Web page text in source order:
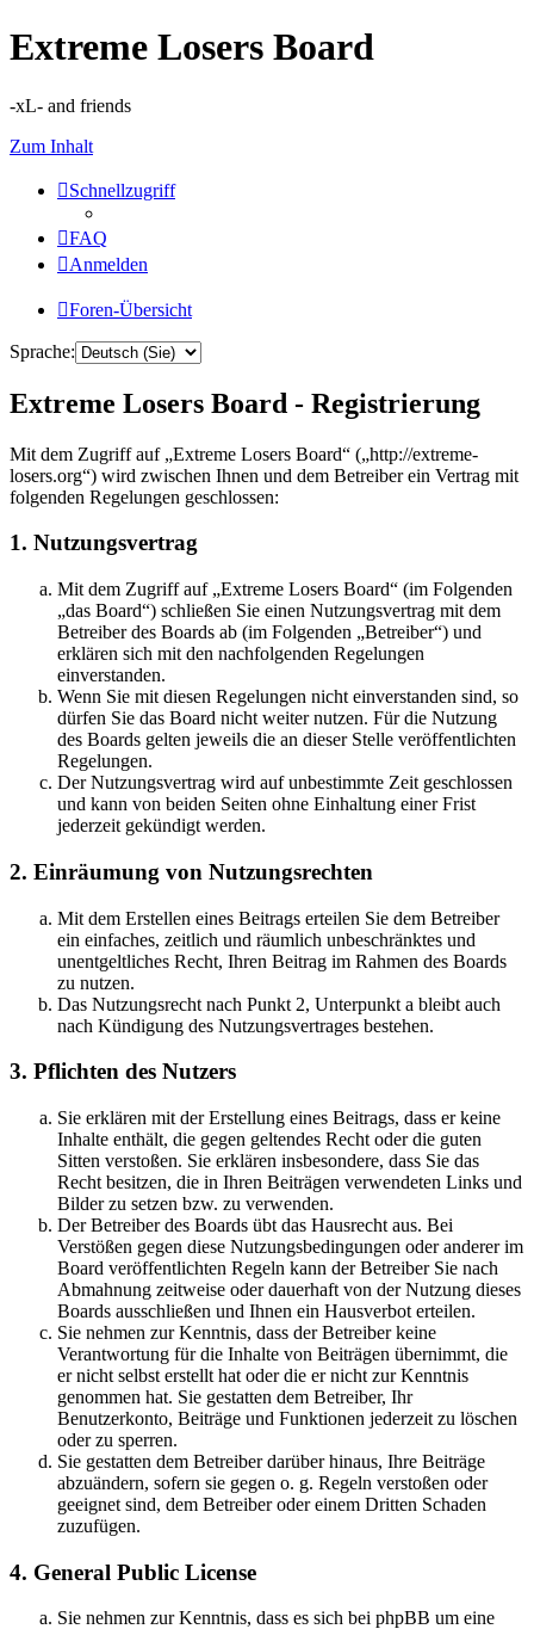
Extreme Losers Board
-xL- and friends
Zum Inhalt
Schnellzugriff
FAQ
Anmelden
Foren-Übersicht
Sprache:
Extreme Losers Board - Registrierung
Mit dem Zugriff auf „Extreme Losers Board“ („http://extreme-
losers.org“) wird zwischen Ihnen und dem Betreiber ein Vertrag mit
folgenden Regelungen geschlossen:
1. Nutzungsvertrag
Mit dem Zugriff auf „Extreme Losers Board“ (im Folgenden
„das Board“) schließen Sie einen Nutzungsvertrag mit dem
Betreiber des Boards ab (im Folgenden „Betreiber“) und
erklären sich mit den nachfolgenden Regelungen
einverstanden.
Wenn Sie mit diesen Regelungen nicht einverstanden sind, so
dürfen Sie das Board nicht weiter nutzen. Für die Nutzung
des Boards gelten jeweils die an dieser Stelle veröffentlichten
Regelungen.
Der Nutzungsvertrag wird auf unbestimmte Zeit geschlossen
und kann von beiden Seiten ohne Einhaltung einer Frist
jederzeit gekündigt werden.
2. Einräumung von Nutzungsrechten
Mit dem Erstellen eines Beitrags erteilen Sie dem Betreiber
ein einfaches, zeitlich und räumlich unbeschränktes und
unentgeltliches Recht, Ihren Beitrag im Rahmen des Boards
zu nutzen.
Das Nutzungsrecht nach Punkt 2, Unterpunkt a bleibt auch
nach Kündigung des Nutzungsvertrages bestehen.
3. Pflichten des Nutzers
Sie erklären mit der Erstellung eines Beitrags, dass er keine
Inhalte enthält, die gegen geltendes Recht oder die guten
Sitten verstoßen. Sie erklären insbesondere, dass Sie das
Recht besitzen, die in Ihren Beiträgen verwendeten Links und
Bilder zu setzen bzw. zu verwenden.
Der Betreiber des Boards übt das Hausrecht aus. Bei
Verstößen gegen diese Nutzungsbedingungen oder anderer im
Board veröffentlichten Regeln kann der Betreiber Sie nach
Abmahnung zeitweise oder dauerhaft von der Nutzung dieses
Boards ausschließen und Ihnen ein Hausverbot erteilen.
Sie nehmen zur Kenntnis, dass der Betreiber keine
Verantwortung für die Inhalte von Beiträgen übernimmt, die
er nicht selbst erstellt hat oder die er nicht zur Kenntnis
genommen hat. Sie gestatten dem Betreiber, Ihr
Benutzerkonto, Beiträge und Funktionen jederzeit zu löschen
oder zu sperren.
Sie gestatten dem Betreiber darüber hinaus, Ihre Beiträge
abzuändern, sofern sie gegen o. g. Regeln verstoßen oder
geeignet sind, dem Betreiber oder einem Dritten Schaden
zuzufügen.
4. General Public License
Sie nehmen zur Kenntnis, dass es sich bei phpBB um eine